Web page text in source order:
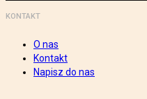
KONTAKT
O nas
Kontakt
Napisz do nas